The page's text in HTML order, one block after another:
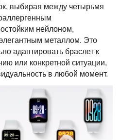
выбирая между четырьмя
нейлоном,
металлом. Это
адаптировать браслет к
или конкретной ситуации,
в любой момент.